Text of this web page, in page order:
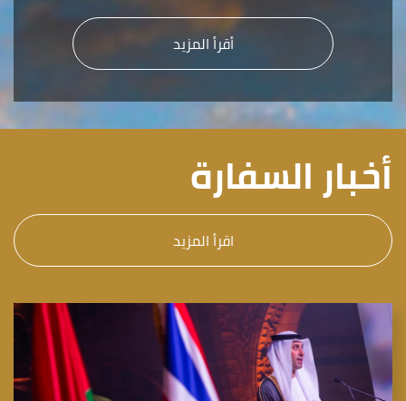
أقرأ المزيد
أخبار السفارة
اقرأ المزيد